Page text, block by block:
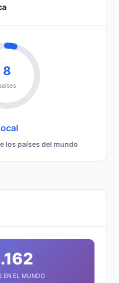
8
los países del mundo
EN EL MUNDO